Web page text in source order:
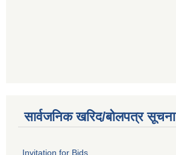
सार्वजनिक खरिद/बोलपत्र सूचना
Invitation for Bids